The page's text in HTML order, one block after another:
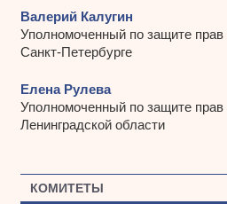
Валерий Калугин
Уполномоченный по защите
Санкт-Петербурге
Елена Рулева
Уполномоченный по защите
Ленинградской области
КОМИТЕТЫ